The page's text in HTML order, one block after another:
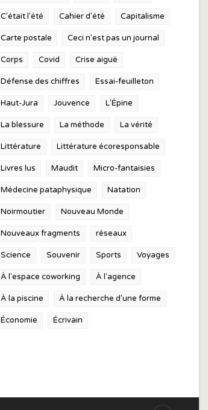
C'était l'été Cahier d'été Capitalisme
Carte postale Ceci n'est pas un journal
Corps Covid Crise aiguë
Défense des chiffres Essai-feuilleton
Haut-Jura Jouvence L'Épine
La blessure La méthode La vérité
Littérature Littérature écoresponsable
Livres lus Maudit Micro-fantaisies
Médecine pataphysique Natation
Noirmoutier Nouveau Monde
Nouveaux fragments réseaux
Science Souvenir Sports Voyages
À l'espace coworking À l'agence
À la piscine À la recherche d'une forme
Économie Écrivain